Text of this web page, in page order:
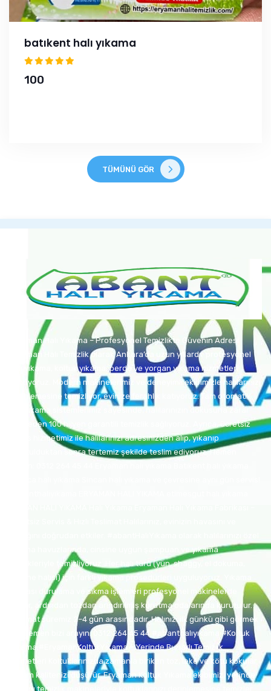
batıkent halı yıkama
100
TÜMÜNÜ GÖR
Eryaman Halı Yıkama – Profesyonel Temizlikte Güvenin Adresi
Eryaman Halı Temizlik olarak Ankara’da uzun yıllardır profesyonel
halı yıkama, koltuk yıkama, perde ve yorgan yıkama hizmetleri
sunuyoruz. Modern makinelerimiz ve deneyimli ekibimizle halılarınızı
derinlemesine temizliyor, evinize ferahlık katıyoruz. Tam otomatik
halı yıkama sistemlerimiz sayesinde, halılarınızın dokusuna zarar
vermeden 100 hijyen garantili temizlik sağlıyoruz. Ayrıca, ücretsiz
servis hizmetimiz ile halılarınızı adresinizden alıp, yıkanıp
kurutulduktan sonra tertemiz şekilde teslim ediyoruz. Hemen
yıkama havuzlarında, cinsine uygun şampuan ve yıkama
teknikleriyle temizliyoruz. Her halı türü (yün, shaggy, el dokuma,
makine halısı) için farklı yıkama prosedürleri uyguluyoruz. Yıkama
sonrası durulama ve sıkma işlemleri profesyonel makinelerde
yapılır, ardından tozdan arındırılmış kurutma odalarında kurutulur.
Teslimat süremiz 2–4 gün arasındadır. Halınızı ilk günkü gibi görmek
için hemen bizi arayın: 0312 264 45 44 #abanthalıyıkama #Koltuk
Yıkama #EryamanKoltukYıkama – Yerinde Buharlı Temizlik
Hizmetleri Koltuklarınızda zamanla biriken toz, leke ve kötü kokular
yaşam kalitenizi düşürür. Eryaman Koltuk Yıkama ekibimiz, yerinde
buharlı temizlik makineleriyle koltuklarınızı derinlemesine temizler.